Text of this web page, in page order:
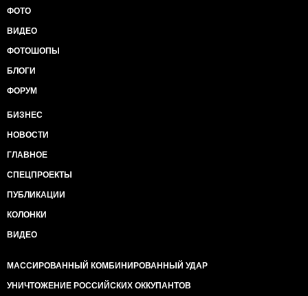
ФОТО
ВИДЕО
ФОТОШОПЫ
БЛОГИ
ФОРУМ
БИЗНЕС
НОВОСТИ
ГЛАВНОЕ
СПЕЦПРОЕКТЫ
ПУБЛИКАЦИИ
КОЛОНКИ
ВИДЕО
МАССИРОВАННЫЙ КОМБИНИРОВАННЫЙ УДАР
УНИЧТОЖЕНИЕ РОССИЙСКИХ ОККУПАНТОВ